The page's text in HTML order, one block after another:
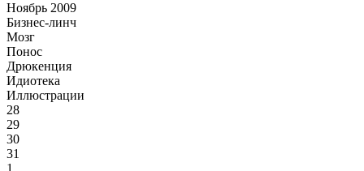
Ноябрь 2009
Бизнес-линч
Мозг
Понос
Дрюкенция
Идиотека
Иллюстрации
28
29
30
31
1